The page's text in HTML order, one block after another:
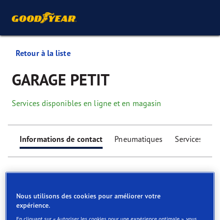
Retour à la liste
GARAGE PETIT
Services disponibles en ligne et en magasin
Informations de contact Pneumatiques Services
Find your tyres
Nous utilisons des cookies pour améliorer votre
expérience.